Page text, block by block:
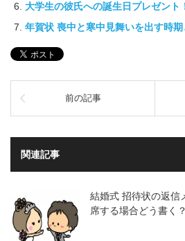
大学生の彼氏への誕生日プレゼント
年賀状 喪中と寒中見舞いを出す時
前の記事
関連記事
結婚式 招待状の返信
席する場合どう書く